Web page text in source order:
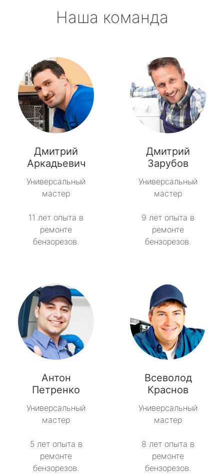
Наша команда
Дмитрий
Аркадьевич
Универсальный
мастер
11 лет опыта в
ремонте
бензорезов.
Дмитрий
Зарубов
Универсальный
мастер
9 лет опыта в
ремонте
бензорезов.
Антон
Петренко
Универсальный
мастер
5 лет опыта в
ремонте
бензорезов.
Всеволод
Краснов
Универсальный
мастер
8 лет опыта в
ремонте
бензорезов.